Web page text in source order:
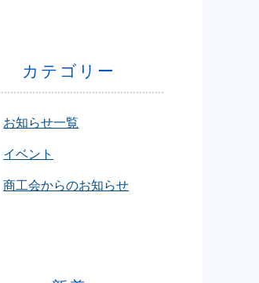
カテゴリー
お知らせ一覧
イベント
商工会からのお知らせ